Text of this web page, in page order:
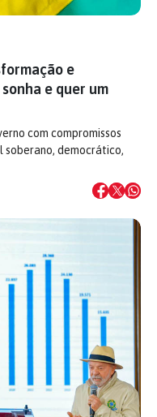
e
e quer um
com compromissos
soberano, democrático,